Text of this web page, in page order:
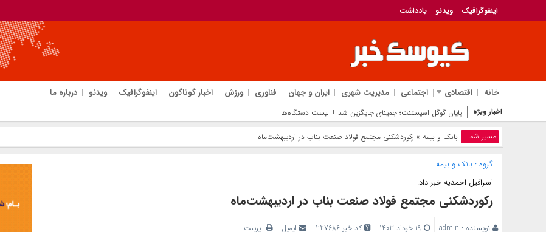
اینفوگرافیک ویدئو یادداشت
خانه اقتصادی اجتماعی مدیریت شهری ایران و جهان فناوری ورزش اخبار گوناگون اینفوگرافیک ویدئو درباره ما
اخبار ویژه پایان گوگل اسیستنت؛ جمینای جایگزین شد + لیست دستگاه‌ها
مسیر شما بانک‌ و بیمه » رکوردشکنی مجتمع فولاد صنعت بناب در اردیبهشت‌ماه
گروه :بانک‌ و بیمه
اسرافیل احمدیه خبر داد:
رکوردشکنی مجتمع فولاد صنعت بناب در اردیبهشت‌ماه
نویسنده : admin کد خبر 227686 ایمیل پرینت